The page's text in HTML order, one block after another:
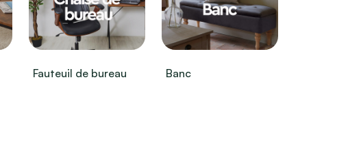
Fauteuil de bureau Banc